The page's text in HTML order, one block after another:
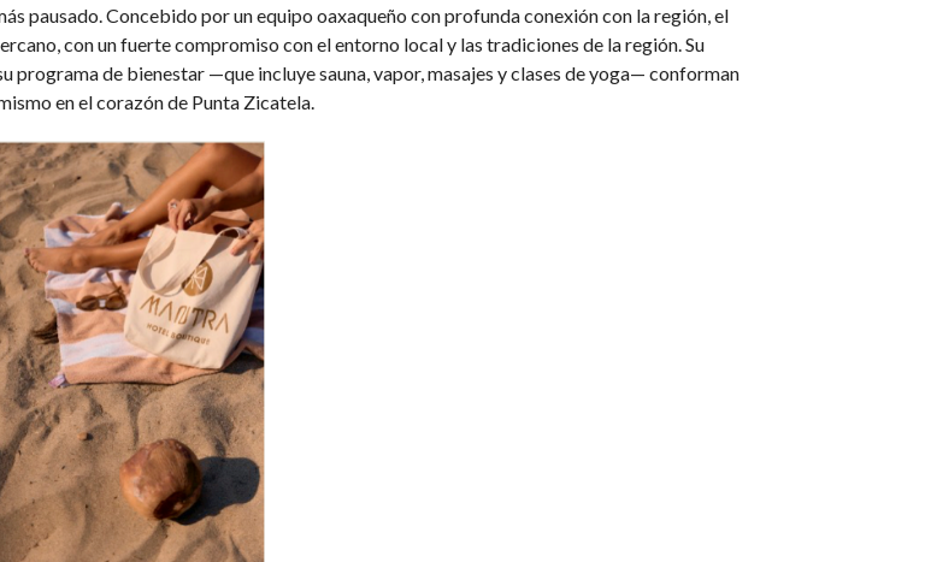
pausado. Concebido por un equipo oaxaqueño con profunda conexión con la región, el
con un fuerte compromiso con el entorno local y las tradiciones de la región. Su
de bienestar —que incluye sauna, vapor, masajes y clases de yoga— conforman
en el corazón de Punta Zicatela.